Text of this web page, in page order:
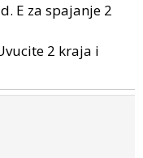
E za spajanje 2
2 kraja i